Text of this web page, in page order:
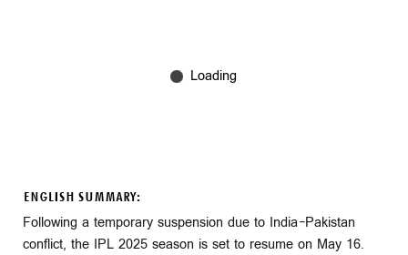
ENGLISH SUMMARY:
Following a temporary suspension due to India-Pakistan
conflict, the IPL 2025 season is set to resume on May 16.